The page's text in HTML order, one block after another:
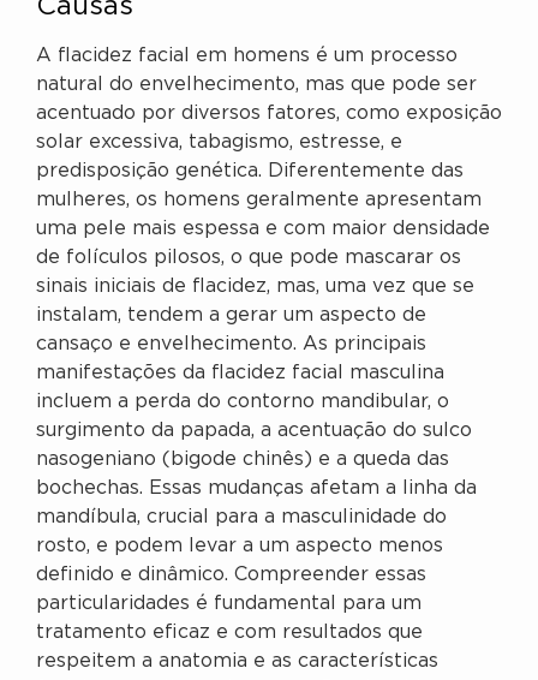
Causas
A flacidez facial em homens é um processo
natural do envelhecimento, mas que pode ser
acentuado por diversos fatores, como exposição
solar excessiva, tabagismo, estresse, e
predisposição genética. Diferentemente das
mulheres, os homens geralmente apresentam
uma pele mais espessa e com maior densidade
de folículos pilosos, o que pode mascarar os
sinais iniciais de flacidez, mas, uma vez que se
instalam, tendem a gerar um aspecto de
cansaço e envelhecimento. As principais
manifestações da flacidez facial masculina
incluem a perda do contorno mandibular, o
surgimento da papada, a acentuação do sulco
nasogeniano (bigode chinês) e a queda das
bochechas. Essas mudanças afetam a linha da
mandíbula, crucial para a masculinidade do
rosto, e podem levar a um aspecto menos
definido e dinâmico. Compreender essas
particularidades é fundamental para um
tratamento eficaz e com resultados que
respeitem a anatomia e as características